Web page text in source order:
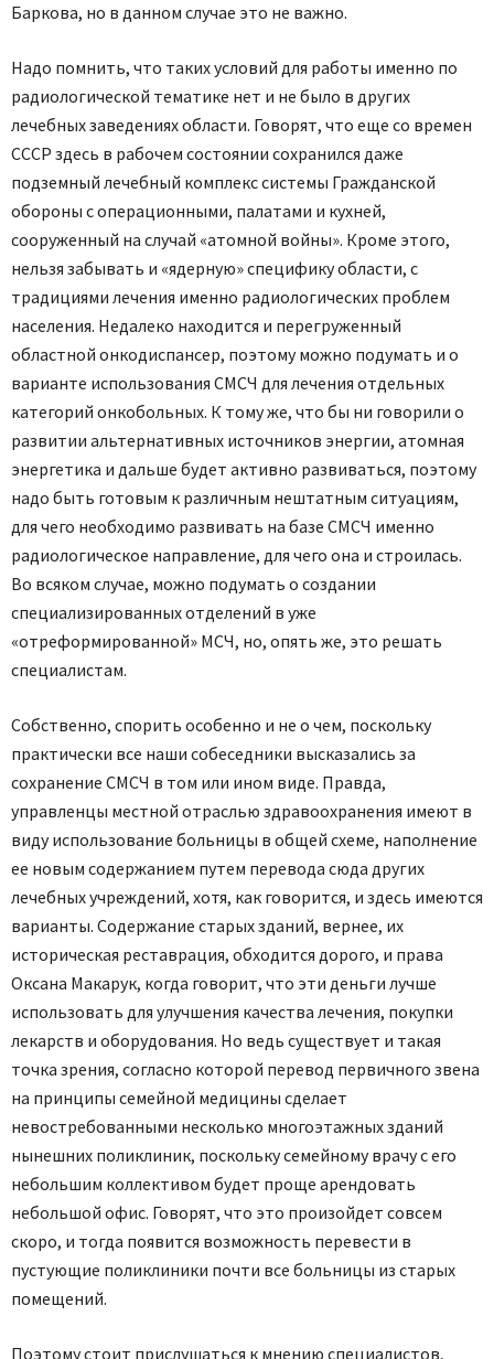
Баркова, но в данном случае это не важно.
Надо помнить, что таких условий для работы именно по
радиологической тематике нет и не было в других
лечебных заведениях области. Говорят, что еще со времен
СССР здесь в рабочем состоянии сохранился даже
подземный лечебный комплекс системы Гражданской
обороны с операционными, палатами и кухней,
сооруженный на случай «атомной войны». Кроме этого,
нельзя забывать и «ядерную» специфику области, с
традициями лечения именно радиологических проблем
населения. Недалеко находится и перегруженный
областной онкодис­пансер, поэтому можно подумать и о
варианте использования СМСЧ для лечения отдельных
категорий онкобольных. К тому же, что бы ни говорили о
развитии альтернативных источников энергии, атомная
энергетика и дальше будет активно развиваться, поэтому
надо быть готовым к различным нештатным ситуациям,
для чего необходимо развивать на базе СМСЧ именно
радиологическое направление, для чего она и строилась.
Во всяком случае, можно подумать о создании
специализированных отделений в уже
«отреформированной» МСЧ, но, опять же, это решать
специалистам.
Собственно, спорить особенно и не о чем, поскольку
практически все наши собеседники высказались за
сохранение СМСЧ в том или ином виде. Правда,
управленцы местной отраслью здравоохранения имеют в
виду использование больницы в общей схеме, наполнение
ее новым содержанием путем перевода сюда других
лечебных учреждений, хотя, как говорится, и здесь имеются
варианты. Содержание старых зданий, вернее, их
историческая реставрация, обходится дорого, и права
Оксана Макарук, когда говорит, что эти деньги лучше
использовать для улучшения качества лечения, покупки
лекарств и оборудования. Но ведь существует и такая
точка зрения, согласно которой перевод первичного звена
на принципы семейной медицины сделает
невостребованными несколько многоэтажных зданий
нынешних поликлиник, поскольку семейному врачу с его
небольшим коллективом будет проще арендовать
небольшой офис. Говорят, что это произойдет совсем
скоро, и тогда появится возможность перевести в
пустующие поликлиники почти все больницы из старых
помещений.
Поэтому стоит прислушаться к мнению специалистов,